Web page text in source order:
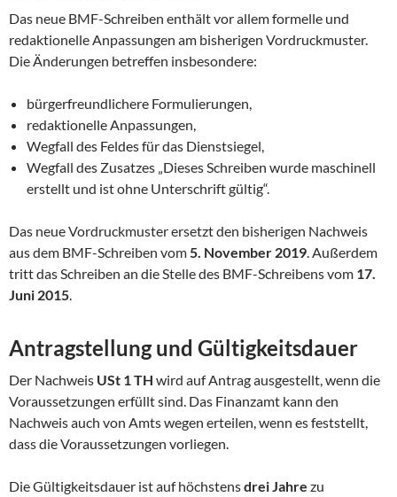
Das neue BMF-Schreiben enthält vor allem formelle und
redaktionelle Anpassungen am bisherigen Vordruckmuster.
Die Änderungen betreffen insbesondere:
bürgerfreundlichere Formulierungen,
redaktionelle Anpassungen,
Wegfall des Feldes für das Dienstsiegel,
Wegfall des Zusatzes „Dieses Schreiben wurde maschinell
erstellt und ist ohne Unterschrift gültig“.
Das neue Vordruckmuster ersetzt den bisherigen Nachweis
aus dem BMF-Schreiben vom 5. November 2019 . Außerdem
tritt das Schreiben an die Stelle des BMF-Schreibens vom 17.
Juni 2015
Antragstellung und Gültigkeitsdauer
Der Nachweis USt 1 TH wird auf Antrag ausgestellt, wenn die
Voraussetzungen erfüllt sind. Das Finanzamt kann den
Nachweis auch von Amts wegen erteilen, wenn es feststellt,
dass die Voraussetzungen vorliegen.
Die Gültigkeitsdauer ist auf höchstensdrei Jahre zu